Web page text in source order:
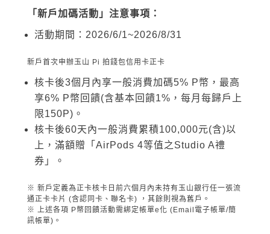
「新戶加碼活動」注意事項：
活動期間：2026/6/1~2026/8/31
新戶首次申辦玉山 Pi 拍錢包信用卡正卡
核卡後3個月內享一般消費加碼5% P幣，最高
享6% P幣回饋(含基本回饋1%，每月每歸戶上
限150P)。
核卡後60天內一般消費累積100,000元(含)以
上，滿額贈「AirPods 4等值之Studio A禮
券」。
※ 新戶定義為正卡核卡日前六個月內未持有玉山銀行任一張流
通正卡卡片 (含認同卡、聯名卡) ，其餘則視為舊戶。
※ 上述各項 P幣回饋活動需綁定帳單e化 (Email電子帳單/簡
訊帳單)。